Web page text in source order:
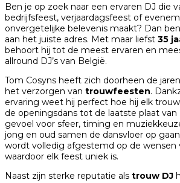
Ben je op zoek naar een ervaren DJ die
bedrijfsfeest, verjaardagsfeest of
onvergetelijke belevenis maakt? Dan
aan het juiste adres. Met maar liefst 35
behoort hij tot de meest ervaren en
allround DJ’s van België.
Tom Cosyns heeft zich doorheen de
het verzorgen van trouwfeesten.
ervaring weet hij perfect hoe hij elk
de openingsdans tot de laatste plaat van
gevoel voor sfeer, timing en
jong en oud samen de dansvloer op
wordt volledig afgestemd op de wensen
waardoor elk feest uniek is.
Naast zijn sterke reputatie als trouw DJ